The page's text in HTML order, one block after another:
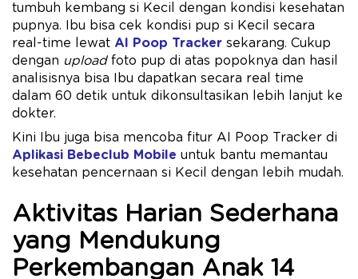
tumbuh kembang si Kecil dengan kondisi kesehatan
pupnya. Ibu bisa cek kondisi pup si Kecil secara
real-time lewat AI Poop Tracker sekarang. Cukup
dengan uploadfoto pup di atas popoknya dan hasil
analisisnya bisa Ibu dapatkan secara real time
dalam 60 detik untuk dikonsultasikan lebih lanjut ke
dokter.
Kini Ibu juga bisa mencoba fitur AI Poop Tracker di
Aplikasi Bebeclub Mobile untuk bantu memantau
kesehatan pencernaan si Kecil dengan lebih mudah.
Aktivitas Harian Sederhana
yang Mendukung
Perkembangan Anak 14